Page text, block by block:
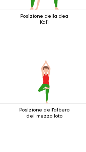
Posizione della dea
Kali
Posizione dell'albero
del mezzo loto